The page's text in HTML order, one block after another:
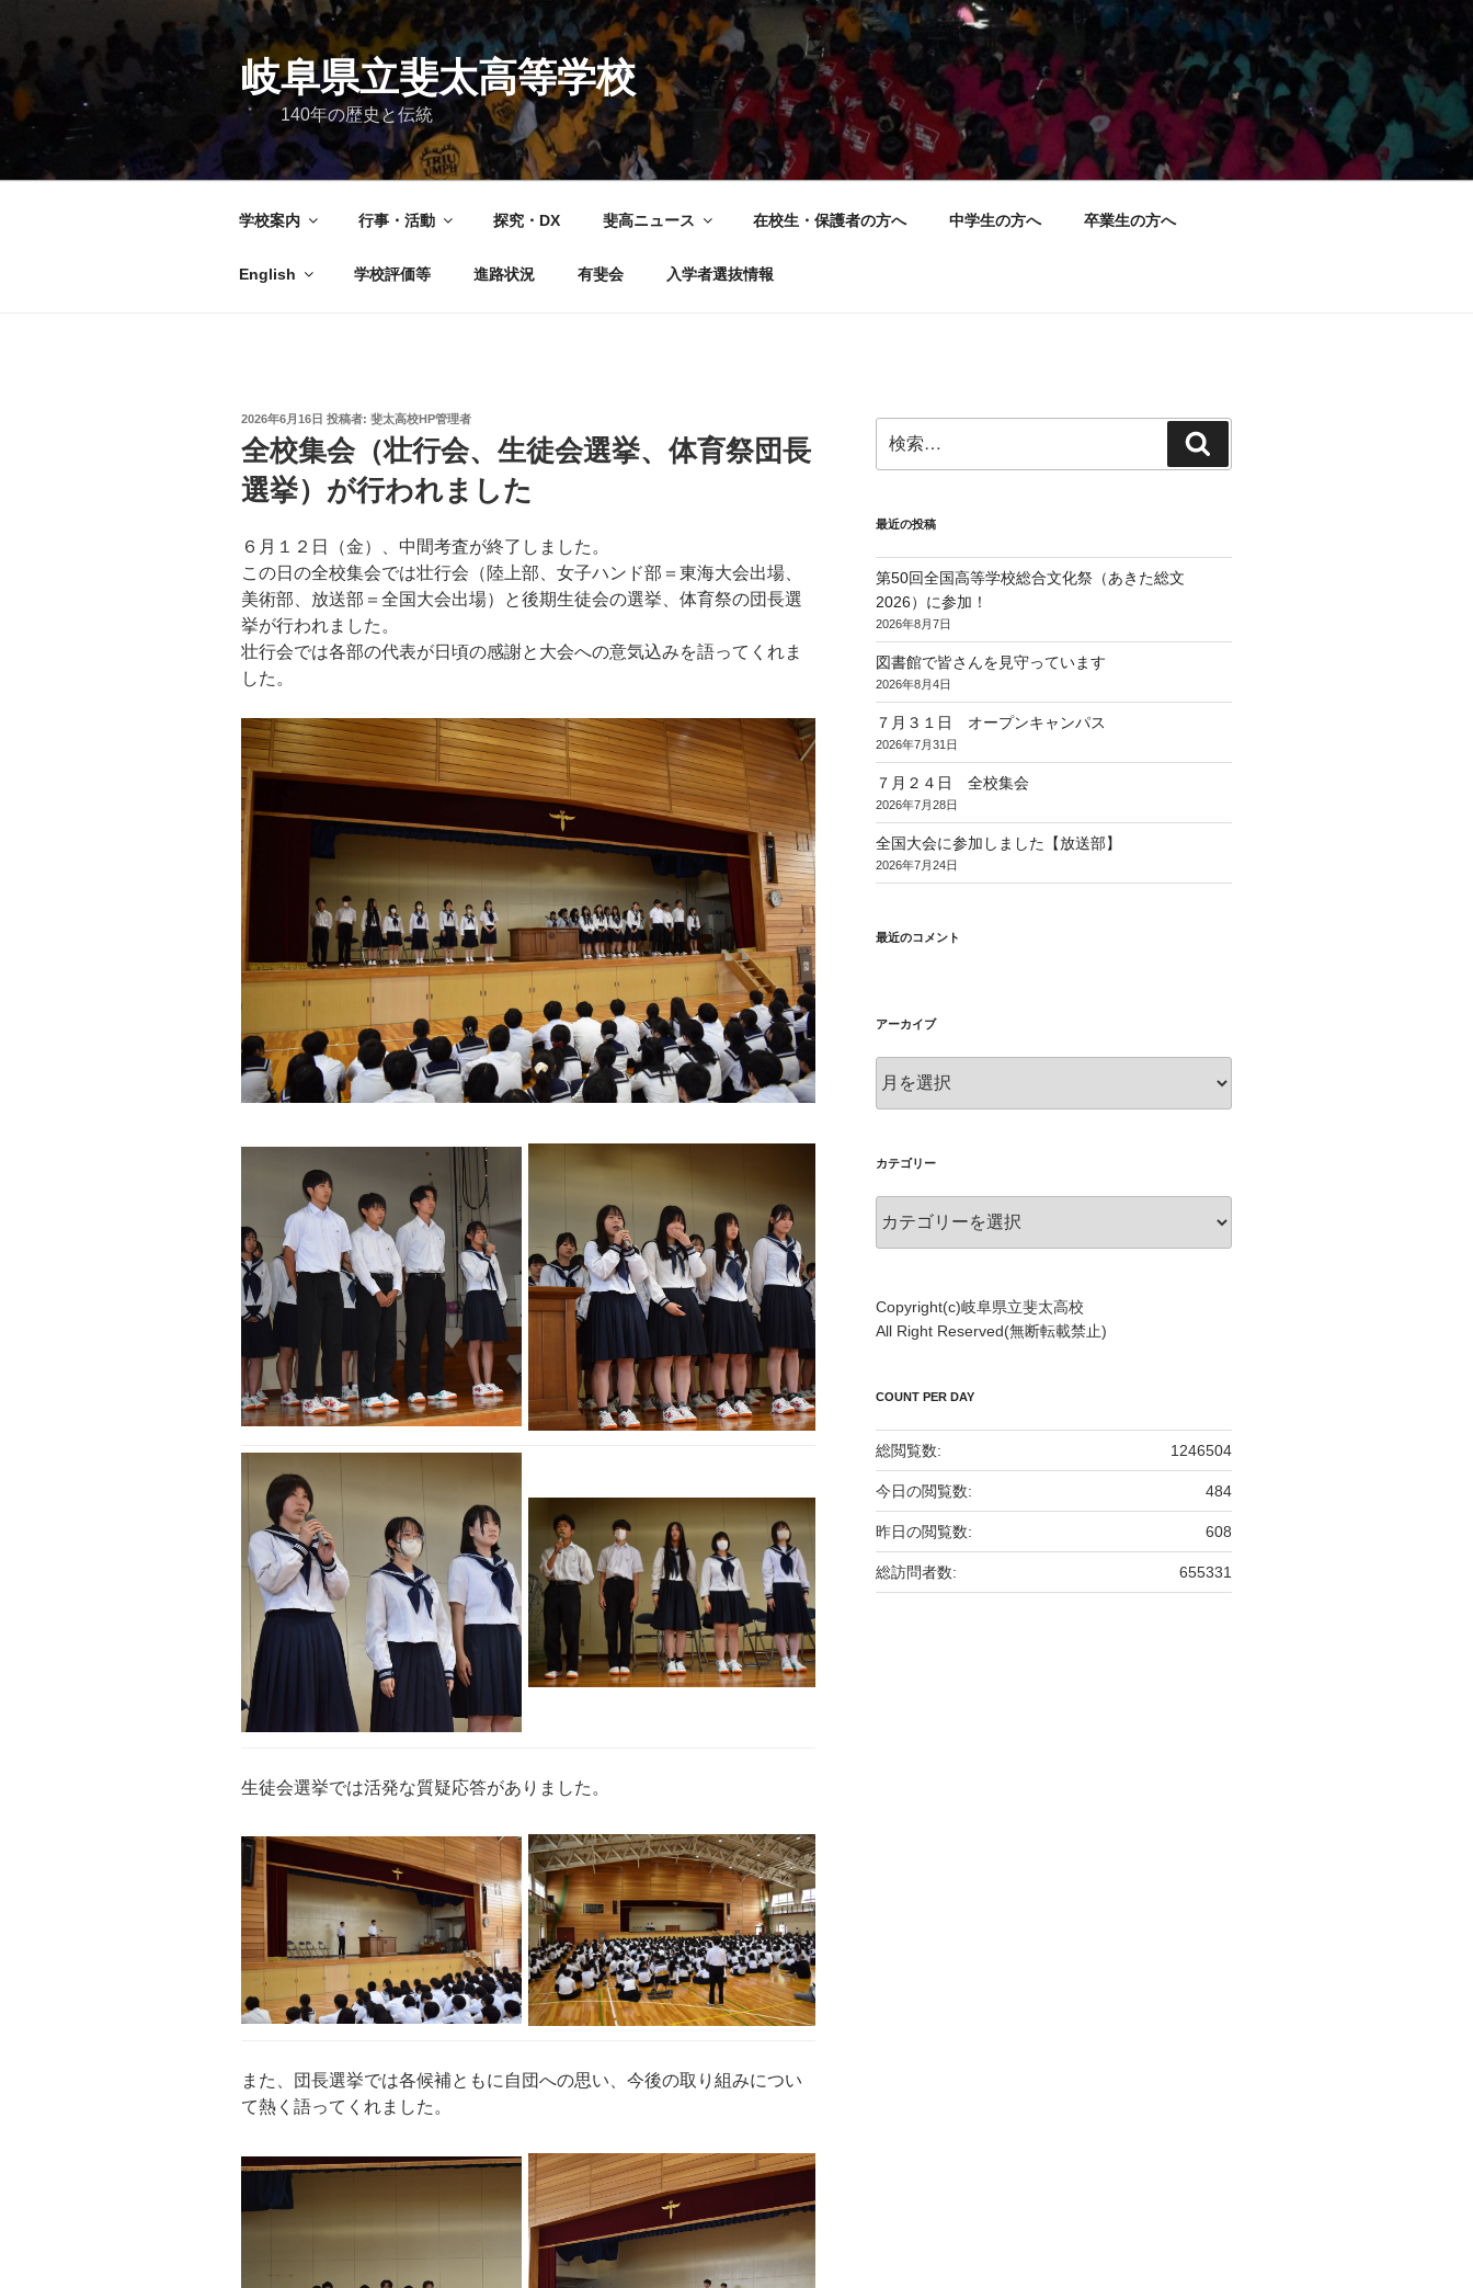
ン
岐阜県立斐太高等学校
140年の歴史と伝統
学校案内 行事・活動 探究・DX 斐高ニュース 在校生・保護者の方へ 中学生の方へ 卒業生の方へ
English 学校評価等 進路状況 有斐会 入学者選抜情報
投
日:
2026年6月16日 投稿者: 斐太高校HP管理者
全校集会（壮行会、生徒会選挙、体育祭団長
選挙）が行われました
６月１２日（金）、中間考査が終了しました。
この日の全校集会では壮行会（陸上部、女子ハンド部＝東海大会出場、
美術部、放送部＝全国大会出場）と後期生徒会の選挙、体育祭の団長選
挙が行われました。
壮行会では各部の代表が日頃の感謝と大会への意気込みを語ってくれま
した。
生徒会選挙では活発な質疑応答がありました。
また、団長選挙では各候補ともに自団への思い、今後の取り組みについ
て熱く語ってくれました。
索:
索
最近の投稿
第50回全国高等学校総合文化祭（あきた総文
2026）に参加！
2026年8月7日
図書館で皆さんを見守っています
2026年8月4日
７月３１日 オープンキャンパス
2026年7月31日
７月２４日 全校集会
2026年7月28日
全国大会に参加しました【放送部】
2026年7月24日
最近のコメント
アーカイブ
ー
ブ
カテゴリー
テ
ー
Copyright(c)岐阜県立斐太高校
All Right Reserved(無断転載禁止)
COUNT PER DAY
1246504
総閲覧数:
484
今日の閲覧数:
608
昨日の閲覧数:
655331
総訪問者数: